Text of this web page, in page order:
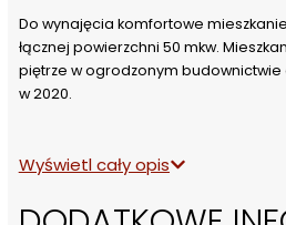
Do wynajęcia komfortowe
łącznej powierzchni 50 mkw.
piętrze w ogrodzonym
w 2020.
Mieszkanie składa się z jasnego
z wc i przedpokoju z szafami w
Wyświetl cały opis